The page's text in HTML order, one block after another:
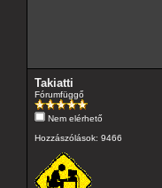
Takiatti
Fórumfüggő
Nem elérhető
Hozzászólások: 9466